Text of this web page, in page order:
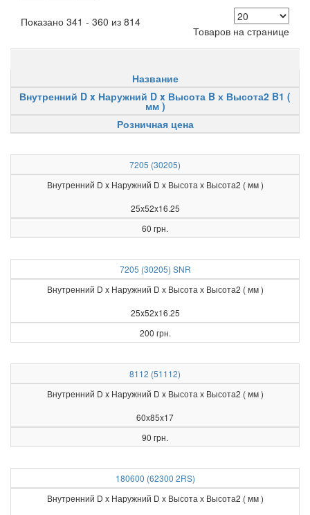
Показано 341 - 360 из 814
Товаров на странице
Название
Внутренний D x Наружний D x Высота B х Высота2 B1 (
мм )
Розничная цена
7205 (30205)
Внутренний D x Наружний D x Высота х Высота2 ( мм )
25x52x16.25
60 грн.
7205 (30205) SNR
Внутренний D x Наружний D x Высота х Высота2 ( мм )
25x52x16.25
200 грн.
8112 (51112)
Внутренний D x Наружний D x Высота х Высота2 ( мм )
60x85x17
90 грн.
180600 (62300 2RS)
Внутренний D x Наружний D x Высота х Высота2 ( мм )